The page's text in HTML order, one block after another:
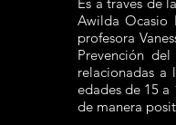
Awilda Ocasio
profesora
Prevención
relacionadas a
edades de 15
de manera